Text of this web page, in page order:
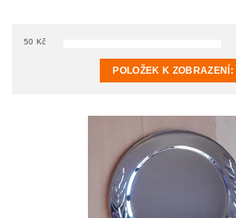
50 Kč
POLOŽEK K ZOBRAZENÍ: